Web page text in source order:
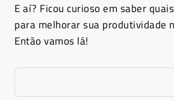
E aí? Ficou curioso em saber
para melhorar sua produtividade
Então vamos lá!